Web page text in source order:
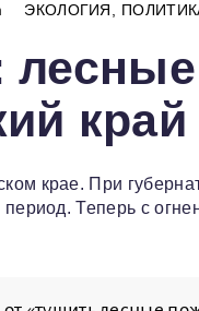
ЭКОЛОГИЯ
край
крае. При
Теперь с